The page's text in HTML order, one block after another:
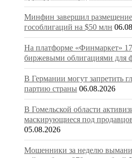
Минфин завершил
гособлигаций на $50 млн
На платформе «Финмаркет» 17
биржевыми облигациями для
В Германии могут запретить
партию страны 06.08.2026
В Гомельской области
маскирующиеся под
05.08.2026
Мошенники за неделю